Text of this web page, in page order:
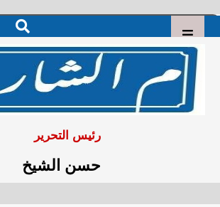
رئيس التحرير
حسن الشيخ